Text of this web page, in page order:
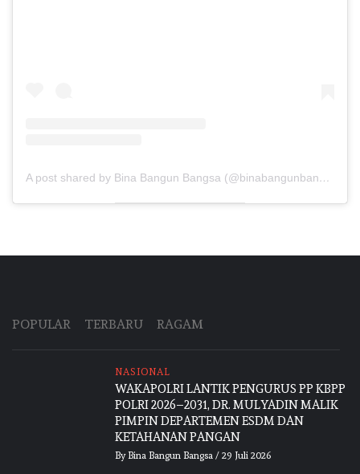
A post shared by Bina Bangun Bangsa (@binabangunbangsa)
POPULAR TERBARU RAGAM
NASIONAL
WAKAPOLRI LANTIK PENGURUS PP KBPP
POLRI 2026–2031, DR. MULYADIN MALIK
PIMPIN DEPARTEMEN ESDM DAN
KETAHANAN PANGAN
By Bina Bangun Bangsa/ 29 Juli 2026